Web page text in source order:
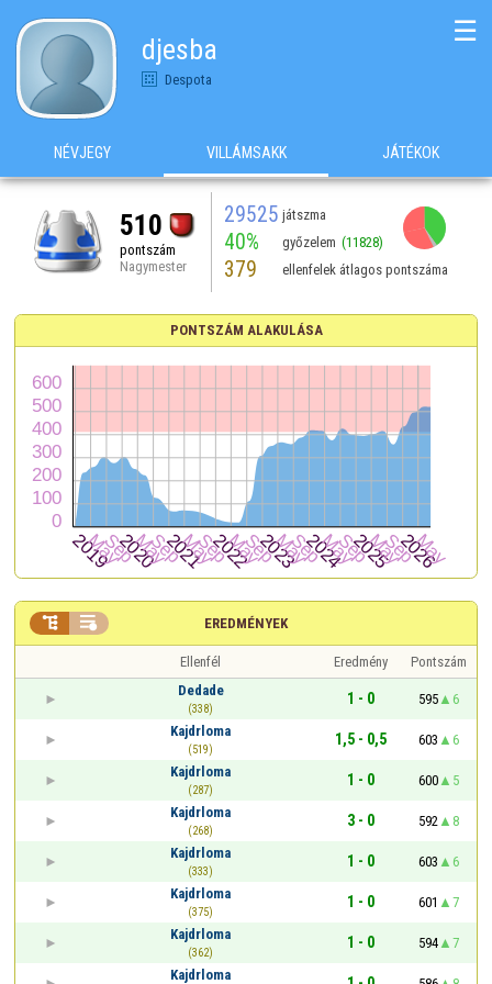
djesba
Despota
☰
NÉVJEGY VILLÁMSAKK JÁTÉKOK
510
pontszám
Nagymester
29525 játszma
40% győzelem (11828)
379 ellenfelek átlagos pontszáma
PONTSZÁM ALAKULÁSA
EREDMÉNYEK
 
Ellenfél Eredmény
Pontszám
Dedade
(338)
1 - 0 595
6
Kajdrloma
(519)
1,5 - 0,5 603
6
Kajdrloma
(287)
1 - 0 600
5
Kajdrloma
(268)
3 - 0 592
8
Kajdrloma
(333)
1 - 0 603
6
Kajdrloma
(375)
1 - 0 601
7
Kajdrloma
(362)
1 - 0 594
7
Kajdrloma